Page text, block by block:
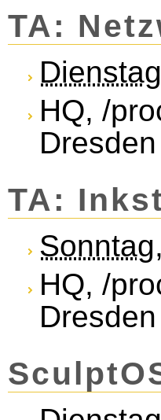
TA:
HQ, /
Dresden
TA:
HQ, /
Dresden